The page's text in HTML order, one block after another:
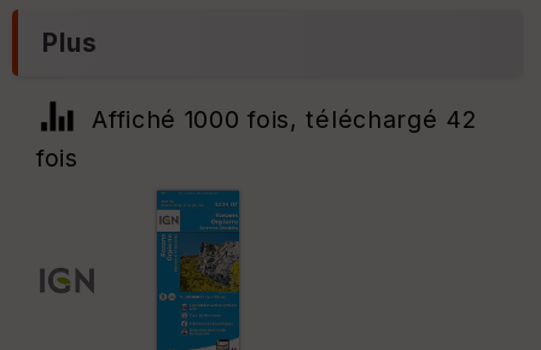
Plus
Affiché 1000 fois, téléchargé 42
fois